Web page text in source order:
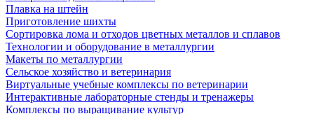
Плавка на штейн
Приготовление шихты
Сортировка лома и отходов цветных металлов и сплавов
Технологии и оборудование в металлургии
Макеты по металлургии
Сельское хозяйство и ветеринария
Виртуальные учебные комплексы по ветеринарии
Интерактивные лабораторные стенды и тренажеры
Комплексы по выращивание культур